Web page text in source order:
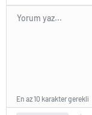
En az 10 karakter gerekli